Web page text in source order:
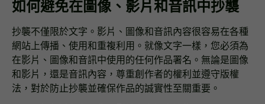
如何避免在圖像、影片和音訊中抄襲
抄襲不僅限於文字。影片、圖像和音訊內容很容易在各種
網站上傳播、使用和重複利用。就像文字一樣，您必須為
在影片、圖像和音訊中使用的任何作品署名。無論是圖像
和影片，還是音訊內容，尊重創作者的權利並遵守版權
法，對於防止抄襲並確保作品的誠實性至關重要。